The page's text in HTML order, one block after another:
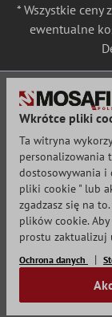
* Wszystkie ceny
ewentualne
Wkrótce pliki
Ta witryna
personalizowania
dostosowywania i
pliki cookie " lub
zgadzasz się na
plików cookie.
prostu zaktualizuj
Ochrona danych